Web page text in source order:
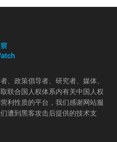
、政策倡导者、研究者、媒体、
联合国人权体系内有关中国人权
利性质的平台，我们感谢网站服
遭到黑客攻击后提供的技术支